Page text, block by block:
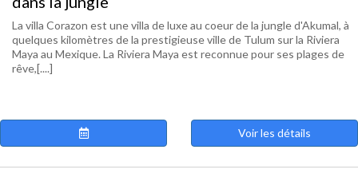
La villa Corazon est une villa de luxe au coeur de la jungle d'Akumal, à
quelques kilomètres de la prestigieuse ville de Tulum sur la Riviera
Maya au Mexique. La Riviera Maya est reconnue pour ses plages de
rêve,[....]
Voir les détails